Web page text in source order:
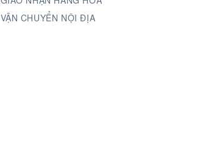
VẬN CHUYỂN NỘI ĐỊA